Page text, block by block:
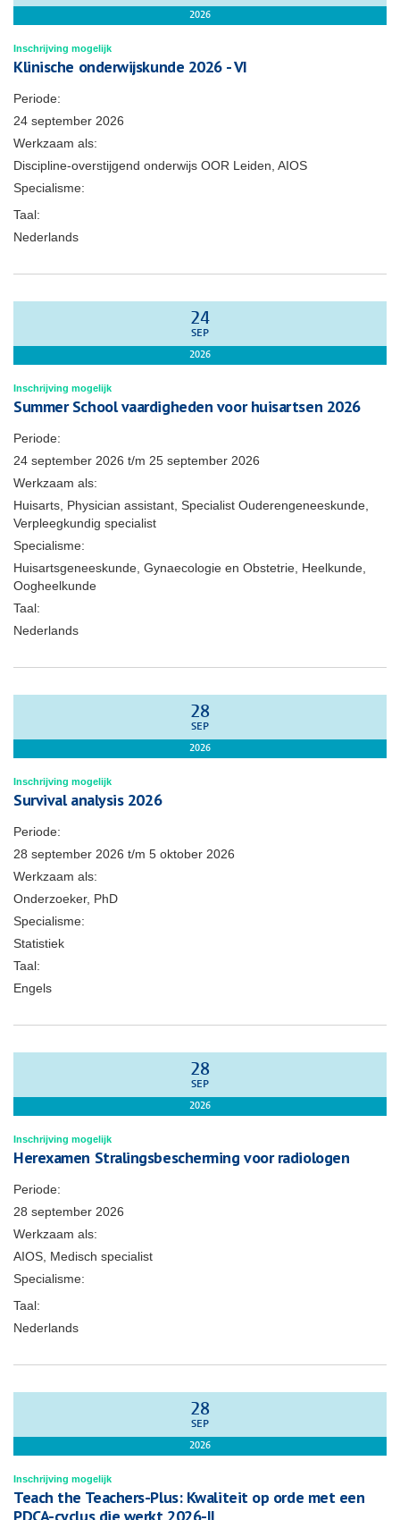
2026
Inschrijving mogelijk
Klinische onderwijskunde 2026 - VI
Periode:
24 september 2026
Werkzaam als:
Discipline-overstijgend onderwijs OOR Leiden, AIOS
Specialisme:
Taal:
Nederlands
24
SEP
2026
Inschrijving mogelijk
Summer School vaardigheden voor huisartsen 2026
Periode:
24 september 2026 t/m 25 september 2026
Werkzaam als:
Huisarts, Physician assistant, Specialist Ouderengeneeskunde,
Verpleegkundig specialist
Specialisme:
Huisartsgeneeskunde, Gynaecologie en Obstetrie, Heelkunde,
Oogheelkunde
Taal:
Nederlands
28
SEP
2026
Inschrijving mogelijk
Survival analysis 2026
Periode:
28 september 2026 t/m 5 oktober 2026
Werkzaam als:
Onderzoeker, PhD
Specialisme:
Statistiek
Taal:
Engels
28
SEP
2026
Inschrijving mogelijk
Herexamen Stralingsbescherming voor radiologen
Periode:
28 september 2026
Werkzaam als:
AIOS, Medisch specialist
Specialisme:
Taal:
Nederlands
28
SEP
2026
Inschrijving mogelijk
Teach the Teachers-Plus: Kwaliteit op orde met een